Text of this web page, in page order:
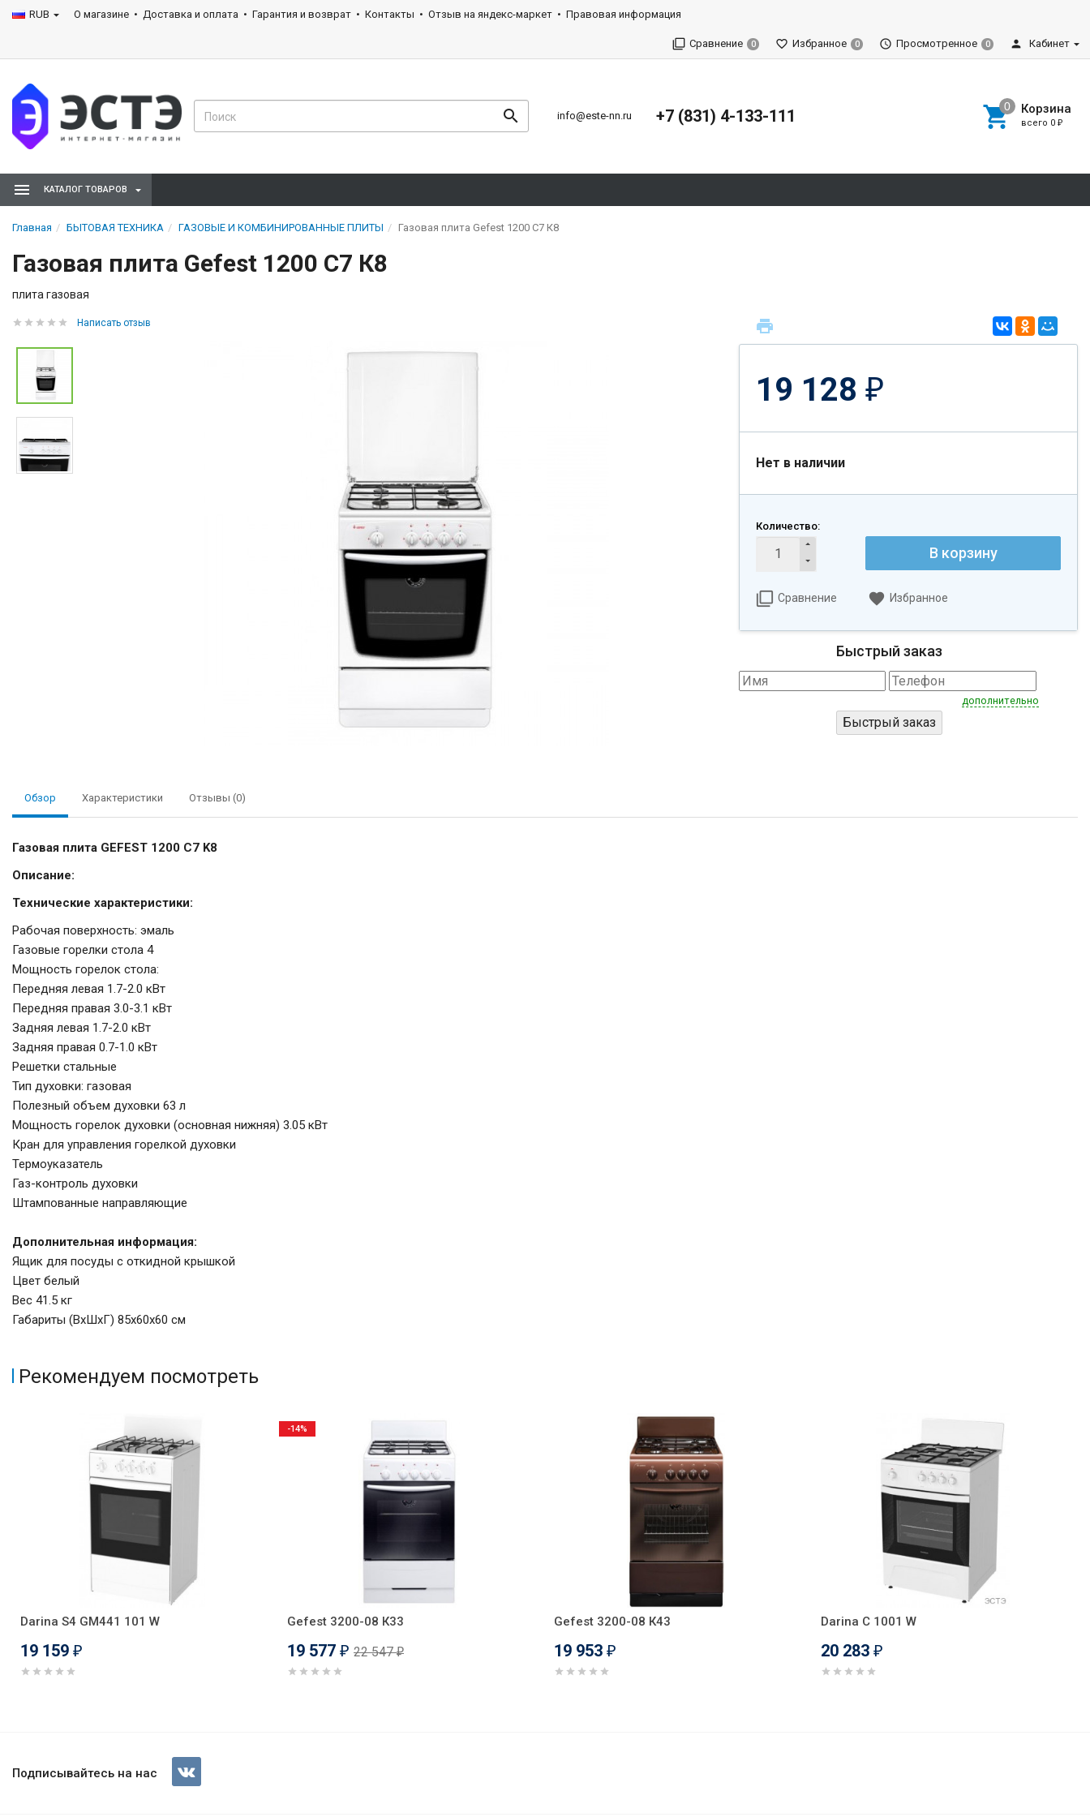
RUB О магазине Доставка и оплата Гарантия и возврат Контакты Отзыв на яндекс-маркет Правовая информация
Сравнение 0 Избранное 0 Просмотренное 0 Кабинет
info@este-nn.ru +7 (831) 4-133-111 Корзина
всего 0 ₽
КАТАЛОГ ТОВАРОВ
Главная БЫТОВАЯ ТЕХНИКА ГАЗОВЫЕ И КОМБИНИРОВАННЫЕ ПЛИТЫ Газовая плита Gefest 1200 С7 К8
Газовая плита Gefest 1200 С7 К8
плита газовая
Написать отзыв
19 128 ₽
Нет в наличии
Количество:
В корзину
Сравнение Избранное
Быстрый заказ
дополнительно
Обзор Характеристики Отзывы (0)
Газовая плита GEFEST 1200 C7 K8
Описание:
Технические характеристики:
Рабочая поверхность: эмаль
Газовые горелки стола 4
Мощность горелок стола:
Передняя левая 1.7-2.0 кВт
Передняя правая 3.0-3.1 кВт
Задняя левая 1.7-2.0 кВт
Задняя правая 0.7-1.0 кВт
Решетки стальные
Тип духовки: газовая
Полезный объем духовки 63 л
Мощность горелок духовки (основная нижняя) 3.05 кВт
Кран для управления горелкой духовки
Термоуказатель
Газ-контроль духовки
Штампованные направляющие
Дополнительная информация:
Ящик для посуды с откидной крышкой
Цвет белый
Вес 41.5 кг
Габариты (ВхШхГ) 85х60х60 см
Рекомендуем посмотреть
Darina S4 GM441 101 W
19 159 ₽
Gefest 3200-08 К33
19 577 ₽ 22 547₽
-14%
Gefest 3200-08 К43
19 953 ₽
Darina C 1001 W
20 283 ₽
Газовая плита Gefest 1200 С7 К8
Подписывайтесь на нас